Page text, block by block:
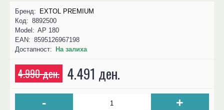
Бренд: EXTOL PREMIUM
Код: 8892500
Model: AP 180
EAN: 8595126967198
Достапност: На залиха
4.990 ден. 4.491 ден.
- +